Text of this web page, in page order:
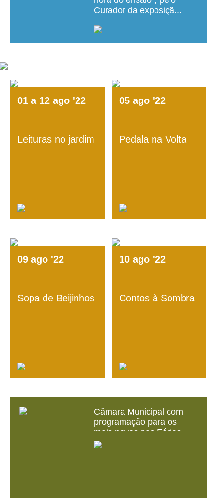
Curador da exposiçã...
01 a 12 ago '22
Leituras no jardim
05 ago '22
Pedala na Volta
09 ago '22
Sopa de Beijinhos
10 ago '22
Contos à Sombra
Câmara Municipal com
programação para os
mais novos nas Férias
Escolares de Verão